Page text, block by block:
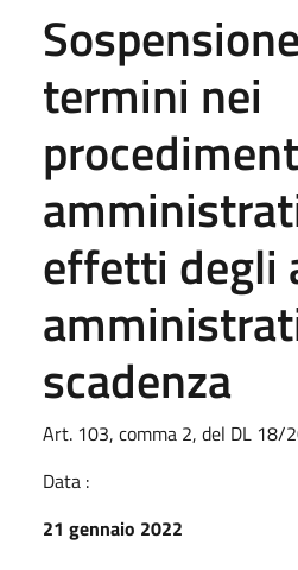
termini nei
effetti degli
scadenza
Art. 103, comma 2, del DL 18/
Data :
21 gennaio 2022